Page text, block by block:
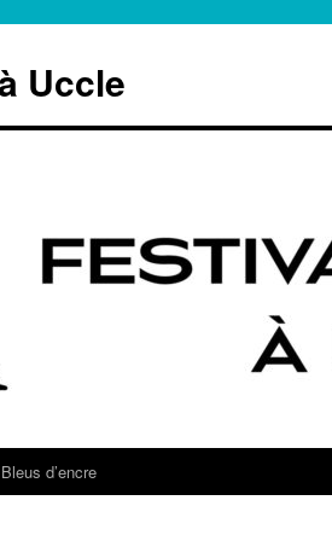
Uccle
Bleus d’encre